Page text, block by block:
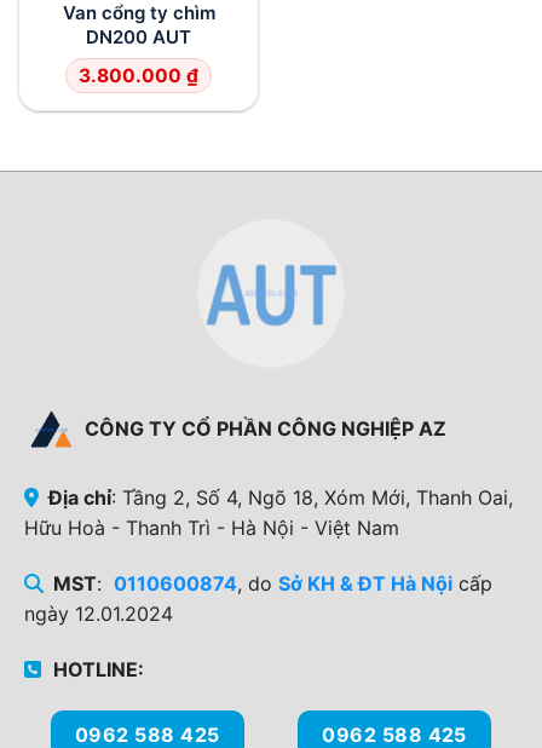
Van cổng ty chìm
DN200 AUT
3.800.000 ₫
CÔNG TY CỔ PHẦN CÔNG NGHIỆP AZ
Địa chỉ: Tầng 2, Số 4, Ngõ 18, Xóm Mới, Thanh Oai,
Hữu Hoà - Thanh Trì - Hà Nội - Việt Nam
MST: 0110600874, do Sở KH & ĐT Hà Nộicấp
ngày 12.01.2024
HOTLINE:
0962 588 425 0962 588 425